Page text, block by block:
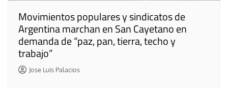
Movimientos populares y sindicatos de
Argentina marchan en San Cayetano en
demanda de “paz, pan, tierra, techo y
trabajo”
Jose Luis Palacios